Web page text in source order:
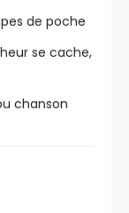
de poche
se cache,
chanson